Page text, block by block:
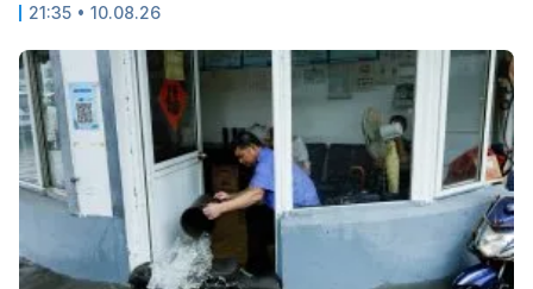
21:35 • 10.08.26